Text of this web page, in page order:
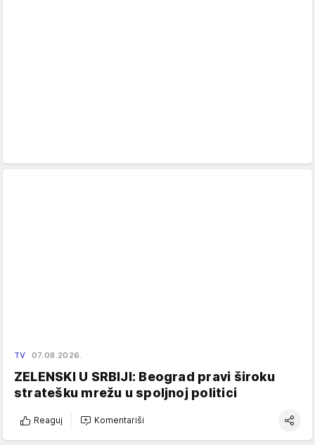
TV 07.08.2026.
ZELENSKI U SRBIJI: Beograd pravi široku
stratešku mrežu u spoljnoj politici
Reaguj Komentariši